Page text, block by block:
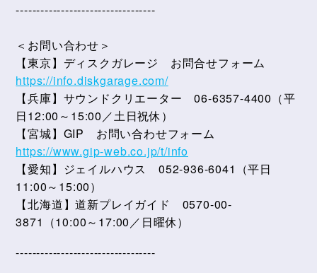
----------------------------------
＜お問い合わせ＞
【東京】ディスクガレージ お問合せフォーム
https://info.diskgarage.com/
【兵庫】サウンドクリエーター 06-6357-4400（平
日12:00～15:00／土日祝休）
【宮城】GIP お問い合わせフォーム
https://www.gip-web.co.jp/t/info
【愛知】ジェイルハウス 052-936-6041（平日
11:00～15:00）
【北海道】道新プレイガイド 0570-00-
3871（10:00～17:00／日曜休）
----------------------------------